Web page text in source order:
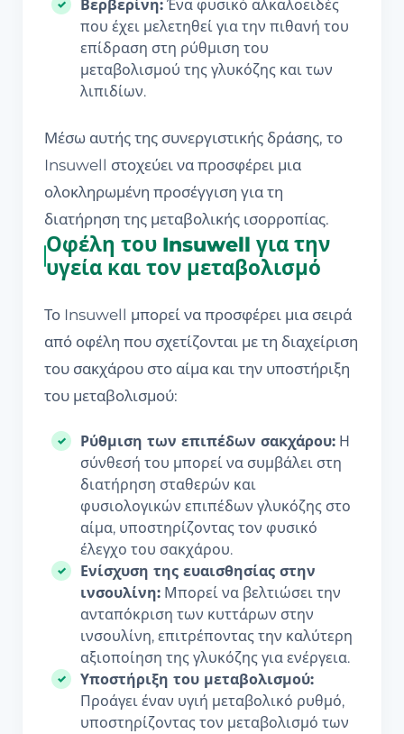
Βερβερίνη: Ένα φυσικό αλκαλοειδές
που έχει μελετηθεί για την πιθανή του
επίδραση στη ρύθμιση του
μεταβολισμού της γλυκόζης και των
λιπιδίων.
Μέσω αυτής της συνεργιστικής δράσης, το
Insuwell στοχεύει να προσφέρει μια
ολοκληρωμένη προσέγγιση για τη
διατήρηση της μεταβολικής ισορροπίας.
Οφέλη του Insuwell για την
υγεία και τον μεταβολισμό
Το Insuwell μπορεί να προσφέρει μια σειρά
από οφέλη που σχετίζονται με τη διαχείριση
του σακχάρου στο αίμα και την υποστήριξη
του μεταβολισμού:
Ρύθμιση των επιπέδων σακχάρου: Η
σύνθεσή του μπορεί να συμβάλει στη
διατήρηση σταθερών και
φυσιολογικών επιπέδων γλυκόζης στο
αίμα, υποστηρίζοντας τον φυσικό
έλεγχο του σακχάρου.
Ενίσχυση της ευαισθησίας στην
ινσουλίνη: Μπορεί να βελτιώσει την
ανταπόκριση των κυττάρων στην
ινσουλίνη, επιτρέποντας την καλύτερη
αξιοποίηση της γλυκόζης για ενέργεια.
Υποστήριξη του μεταβολισμού:
Προάγει έναν υγιή μεταβολικό ρυθμό,
υποστηρίζοντας τον μεταβολισμό των